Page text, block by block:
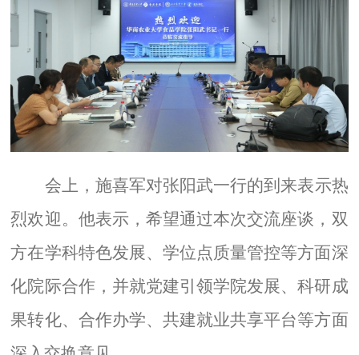
会上，施喜军对张阳武一行的到来表示热
烈欢迎。他表示，希望通过本次交流座谈，双
方在学科特色发展、学位点质量管控等方面深
化院际合作，并就党建引领学院发展、科研成
果转化、合作办学、共建就业共享平台等方面